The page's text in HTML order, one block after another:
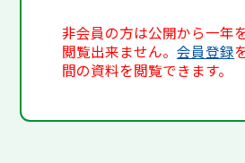
非会員の方は公開から一年
閲覧出来ません。会員登録
間の資料を閲覧できます。